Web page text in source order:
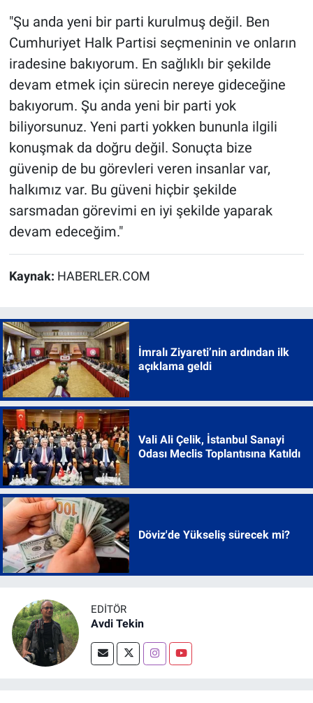
"Şu anda yeni bir parti kurulmuş değil. Ben
Cumhuriyet Halk Partisi seçmeninin ve onların
iradesine bakıyorum. En sağlıklı bir şekilde
devam etmek için sürecin nereye gideceğine
bakıyorum. Şu anda yeni bir parti yok
biliyorsunuz. Yeni parti yokken bununla ilgili
konuşmak da doğru değil. Sonuçta bize
güvenip de bu görevleri veren insanlar var,
halkımız var. Bu güveni hiçbir şekilde
sarsmadan görevimi en iyi şekilde yaparak
devam edeceğim."
Kaynak: HABERLER.COM
İmralı Ziyareti’nin ardından ilk
açıklama geldi
Vali Ali Çelik, İstanbul Sanayi
Odası Meclis Toplantısına Katıldı
Döviz'de Yükseliş sürecek mi?
EDITÖR
Avdi Tekin